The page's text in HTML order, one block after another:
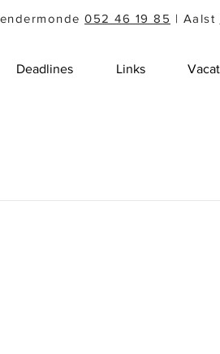
052 46 19 85 | Aalst
Deadlines Links